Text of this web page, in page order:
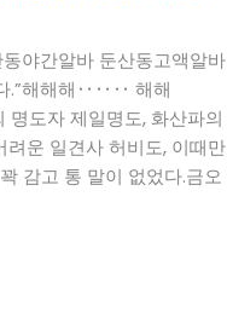
야간알바 둔산동고액알바
.”해해해‥‥‥ 해해
도자 제일명도, 화산파의
운 일견사 허비도, 이때만
감고 통 말이 없었다.금오